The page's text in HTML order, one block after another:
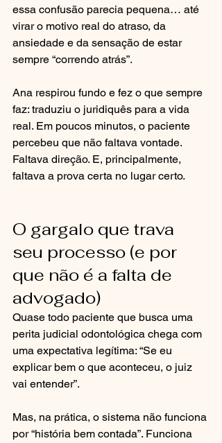
essa confusão parecia pequena… até
virar o motivo real do atraso, da
ansiedade e da sensação de estar
sempre “correndo atrás”.
Ana respirou fundo e fez o que sempre
faz: traduziu o juridiquês para a vida
real. Em poucos minutos, o paciente
percebeu que não faltava vontade.
Faltava direção. E, principalmente,
faltava a prova certa no lugar certo.
O gargalo que trava
seu processo (e por
que não é a falta de
advogado)
Quase todo paciente que busca uma
perita judicial odontológica chega com
uma expectativa legítima: “Se eu
explicar bem o que aconteceu, o juiz
vai entender”.
Mas, na prática, o sistema não funciona
por “história bem contada”. Funciona